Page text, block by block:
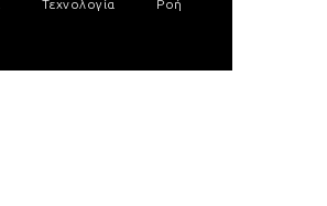
Τεχνολογία Ροή